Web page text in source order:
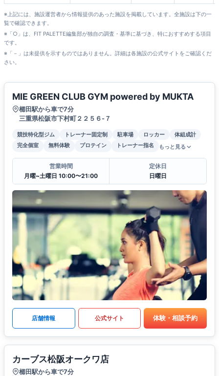
※上記には、施設運営者から情報提供のあった施設を掲載しています。全施設は下の一
覧で確認できます。
※「○」は、FIT PALETTE編集部が独自の調査・基準に基づき、特におすすめする項目
です。
※「－」は未提供を示すものではありません。詳細は各施設の公式サイトをご確認くだ
さい。
MIE GREEN CLUB GYM powered by MUKTA
櫛田駅から車で7分
三重県松阪市下村町２２５６-７
競技特化型ジム トレーナー固定制 駐車場 ロッカー
体組成計
完全個室
無料体験 プロテイン トレーナー指名 もっと見る
営業時間
月曜~土曜日 10:00〜21:00
定休日
日曜日
店舗情報 公式サイト 体験・相談予約
カーブス松阪オークワ店
櫛田駅から車で7分